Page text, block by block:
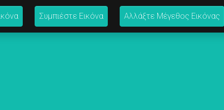
Συμπιέστε Εικόνα Αλλάξτε Μέγεθος Εικόνας